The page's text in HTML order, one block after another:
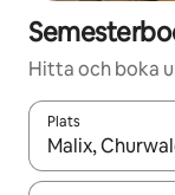
Hitta och boka
Plats
När resultaten